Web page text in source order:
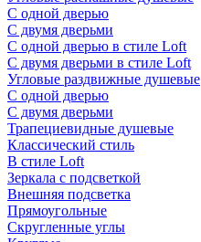
С одной дверью
С двумя дверьми
С одной дверью в стиле Loft
С двумя дверьми в стиле Loft
Угловые раздвижные душевые
С одной дверью
С двумя дверьми
Трапециевидные душевые
Классический стиль
В стиле Loft
Зеркала с подсветкой
Внешняя подсветка
Прямоугольные
Скругленные углы